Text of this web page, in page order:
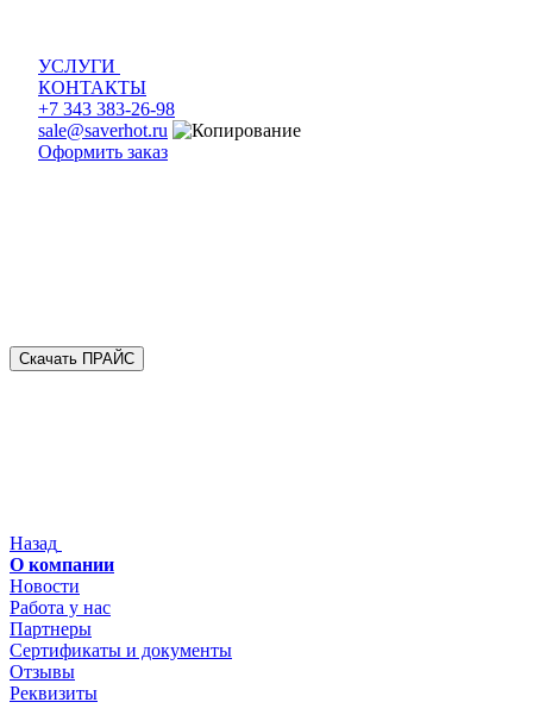
УСЛУГИ
КОНТАКТЫ
+7 343 383-26-98
sale@saverhot.ru
Оформить заказ
Скачать ПРАЙС
Назад
О компании
Новости
Работа у нас
Партнеры
Сертификаты и документы
Отзывы
Реквизиты